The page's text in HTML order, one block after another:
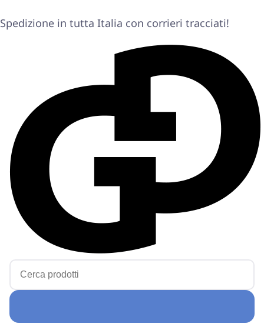
Spedizione in tutta Italia con corrieri tracciati!